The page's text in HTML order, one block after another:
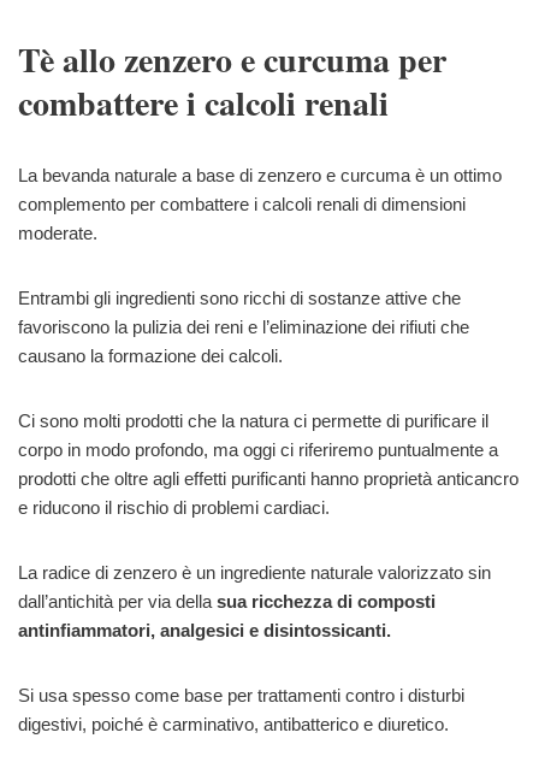
Tè allo zenzero e curcuma per
combattere i calcoli renali
La bevanda naturale a base di zenzero e curcuma è un ottimo
complemento per combattere i calcoli renali di dimensioni
moderate.
Entrambi gli ingredienti sono ricchi di sostanze attive che
favoriscono la pulizia dei reni e l’eliminazione dei rifiuti che
causano la formazione dei calcoli.
Ci sono molti prodotti che la natura ci permette di purificare il
corpo in modo profondo, ma oggi ci riferiremo puntualmente a
prodotti che oltre agli effetti purificanti hanno proprietà anticancro
e riducono il rischio di problemi cardiaci.
La radice di zenzero è un ingrediente naturale valorizzato sin
dall’antichità per via della sua ricchezza di composti
antinfiammatori, analgesici e disintossicanti.
Si usa spesso come base per trattamenti contro i disturbi
digestivi, poiché è carminativo, antibatterico e diuretico.